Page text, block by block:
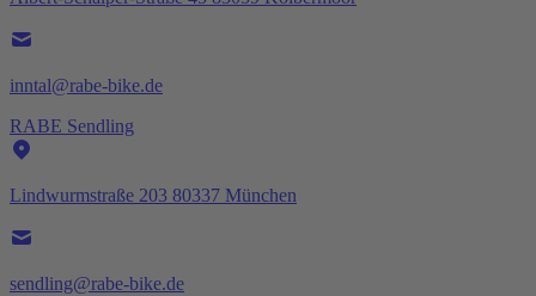
inntal@rabe-bike.de
RABE Sendling
Lindwurmstraße 203 80337 München
sendling@rabe-bike.de